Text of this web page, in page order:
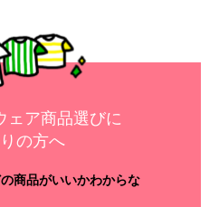
ェア商品選びに
の方へ
商品がいいかわからな